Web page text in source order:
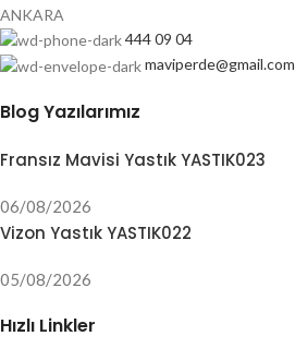
ANKARA
444 09 04
maviperde@gmail.com
Blog Yazılarımız
Fransız Mavisi Yastık YASTIK023
06/08/2026
Vizon Yastık YASTIK022
05/08/2026
Hızlı Linkler